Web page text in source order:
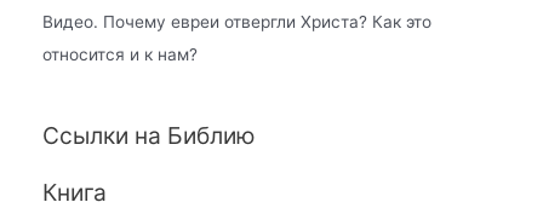
Видео. Почему евреи отвергли Христа? Как это
относится и к нам?
Ссылки на Библию
Книга